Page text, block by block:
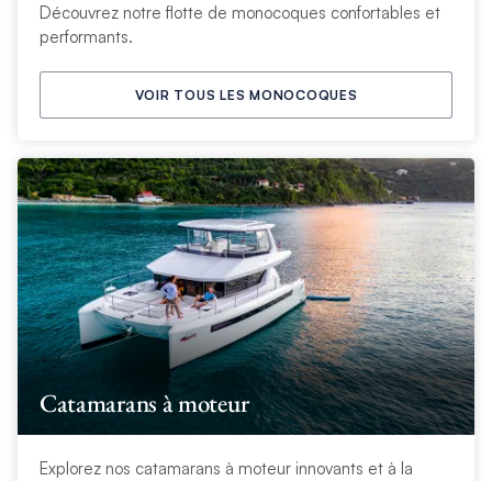
Découvrez notre flotte de monocoques confortables et
performants.
VOIR TOUS LES MONOCOQUES
Catamarans à moteur
Explorez nos catamarans à moteur innovants et à la